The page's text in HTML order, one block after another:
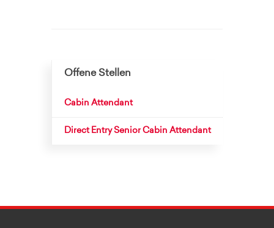
Offene Stellen
Cabin Attendant
Direct Entry Senior Cabin Attendant